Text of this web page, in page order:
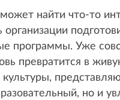
найти что-то
организации
программы. Уже
превратится в
культуры,
но и